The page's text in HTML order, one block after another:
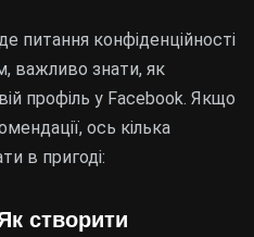
питання конфіденційності
важливо знати, як
профіль у Facebook. Якщо
ось кілька
в пригоді:
створити